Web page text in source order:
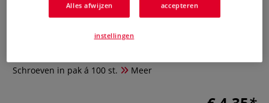
ASRE Schroeven
Schroeven in pak á 100 st.
Meer
Alles afwijzen accepteren
instellingen